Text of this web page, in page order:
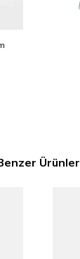
Ürünler